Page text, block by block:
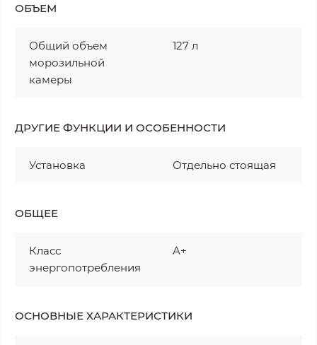
ОБЪЕМ
Общий объем
морозильной
камеры
127 л
ДРУГИЕ ФУНКЦИИ И ОСОБЕННОСТИ
Установка Отдельно стоящая
ОБЩЕЕ
Класс
энергопотребления
A+
ОСНОВНЫЕ ХАРАКТЕРИСТИКИ